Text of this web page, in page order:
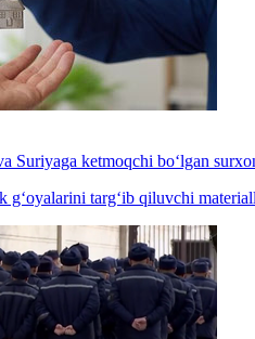
Suriyaga ketmoqchi bo‘lgan
g‘oyalarini targ‘ib qiluvchi